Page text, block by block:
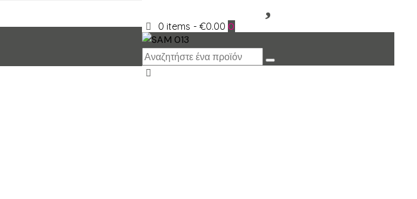
0 items - €0.00 0